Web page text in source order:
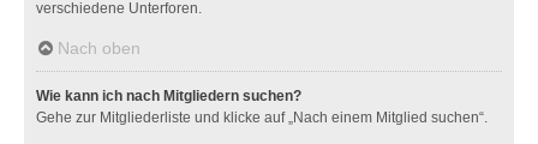
verschiedene Unterforen.
Nach oben
Wie kann ich nach Mitgliedern suchen?
Gehe zur Mitgliederliste und klicke auf „Nach einem Mitglied suchen“.